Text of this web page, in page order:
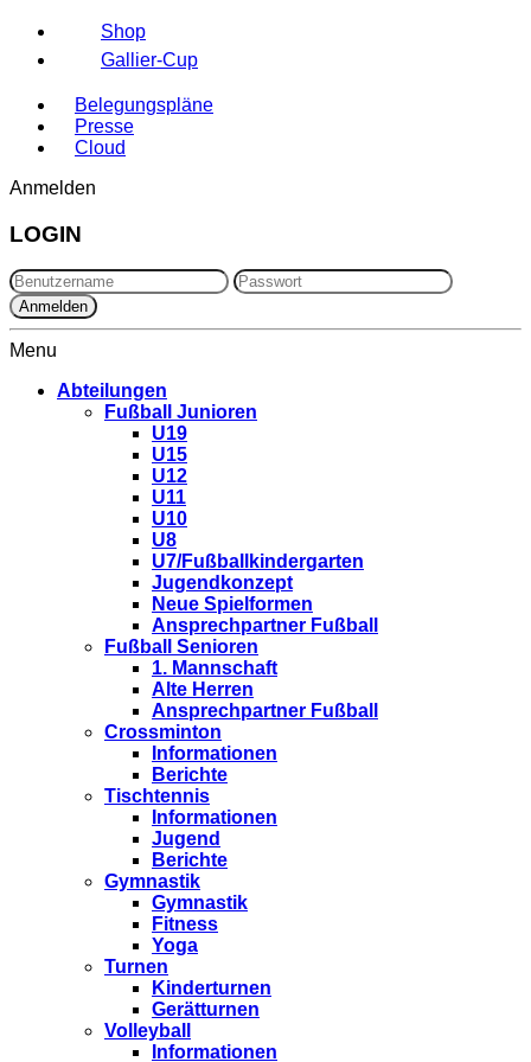
Shop
Gallier-Cup
Belegungspläne
Presse
Cloud
Anmelden
LOGIN
Menu
Abteilungen
Fußball Junioren
U19
U15
U12
U11
U10
U8
U7/Fußballkindergarten
Jugendkonzept
Neue Spielformen
Ansprechpartner Fußball
Fußball Senioren
1. Mannschaft
Alte Herren
Ansprechpartner Fußball
Crossminton
Informationen
Berichte
Tischtennis
Informationen
Jugend
Berichte
Gymnastik
Gymnastik
Fitness
Yoga
Turnen
Kinderturnen
Gerätturnen
Volleyball
Informationen